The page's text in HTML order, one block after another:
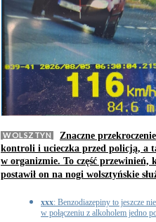
WOLSZTYN
Znaczne
kontroli i ucieczka przed policją, a
w organizmie. To część
postawił on na nogi wolsztyńskie
xxx: Benzodiazepiny to jeszcze
w połączeniu z alkoholem jedno